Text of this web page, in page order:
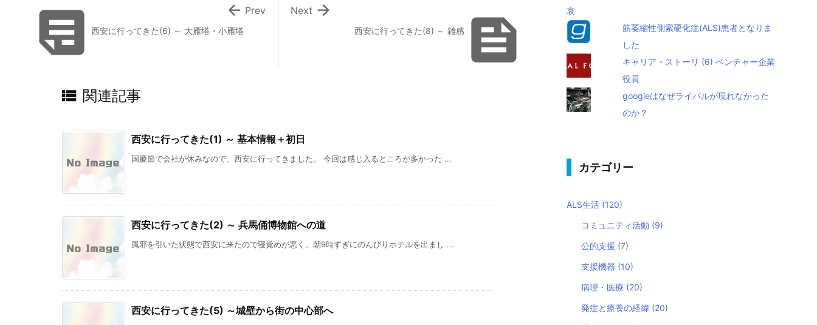

西安に行ってきた(8) ～ 雑感

Next
西安に行ってきた(6) ～ 大雁塔・小雁塔
 Prev
 関連記事
西安に行ってきた(1) ～ 基本情報＋初日
国慶節で会社が休みなので、西安に行ってきました。 今回は感じ入るところが多かった ...
西安に行ってきた(2) ～ 兵馬俑博物館への道
風邪を引いた状態で西安に来たので寝覚めが悪く、朝9時すぎにのんびりホテルを出まし ...
西安に行ってきた(5) ～城壁から街の中心部へ
筋萎縮性側索硬化症(ALS)患者となりま
した
キャリア・ストーリ (6) ベンチャー企業
役員
googleはなぜライバルが現れなかった
のか？
カテゴリー
ALS生活 (120)
コミュニティ活動 (9)
公的支援 (7)
支援機器 (10)
病理・医療 (20)
発症と療養の経緯 (20)